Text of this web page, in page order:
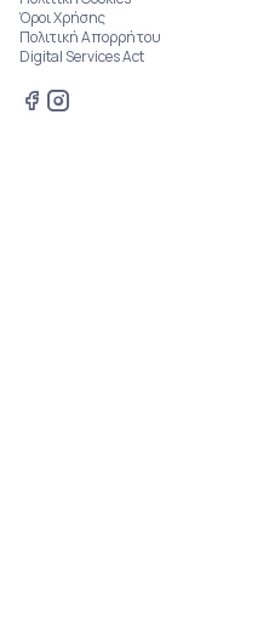
Όροι Χρήσης
Πολιτική Απορρήτου
Digital Services Act